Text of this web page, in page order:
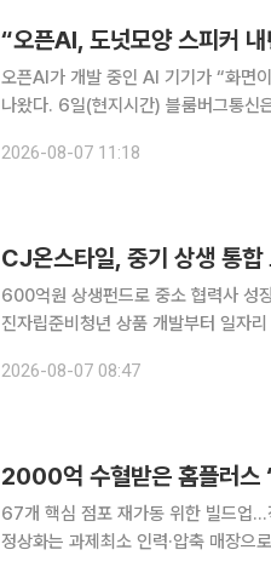
“오픈AI, 도넛모양 스피커
오픈AI가 개발 중인 AI 기기가 “화면
나왔다. 6일(현지시간) 블룸버그통신은 복수의 소식통을 인용해 “오픈AI에서 출시 예정인 새로운
도넛 모양으로 배터리로 구동된다. 명
2026-08-07 11:18
CJ온스타일, 중기 상생 통합
600억원 상생펀드로 중소 협력사 성
진자립준비청년 상품 개발부터 일자리 경험까지 제공 CJ온스타일이
600억원 규모의 상생펀드를 운영하
2026-08-07 08:47
2000억 수혈받은 홈플러스
67개 핵심 점포 재가동 위한 빌드업
정상화는 과제최소 인력·압축 매장으로 운영…회생